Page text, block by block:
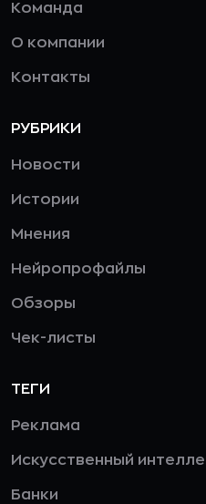
Команда
О компании
Контакты
РУБРИКИ
Новости
Истории
Мнения
Нейропрофайлы
Обзоры
Чек-листы
ТЕГИ
Реклама
Искусственный
Банки